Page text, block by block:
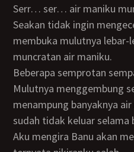
Serr… ser… air maniku
Seakan tidak ingin mengecewakan Ibunya, Banu
membuka mulutnya lebar-
muncratan air maniku.
Beberapa semprotan sempat mengenai wajahnya.
Mulutnya menggembung
menampung banyaknya
sudah tidak keluar selama
Aku mengira Banu akan menelan air maniku, tetapi